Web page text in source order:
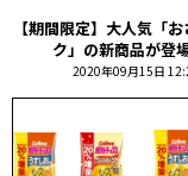
【期間限定】大人気「
ク」の新商品が登
2020年09月15日